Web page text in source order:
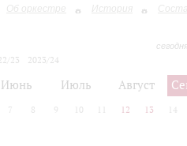
Об оркестре История
23
2023/24
Июнь Июль Август
7 8 9 10 12 13 14